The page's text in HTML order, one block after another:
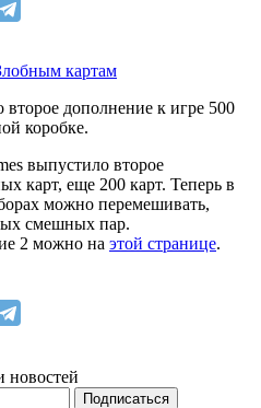
дополнение к игре 500
коробке.
выпустило второе
карт, еще 200 карт. Теперь в
можно перемешивать,
смешных пар.
2 можно на этой странице.
новостей
Подписаться